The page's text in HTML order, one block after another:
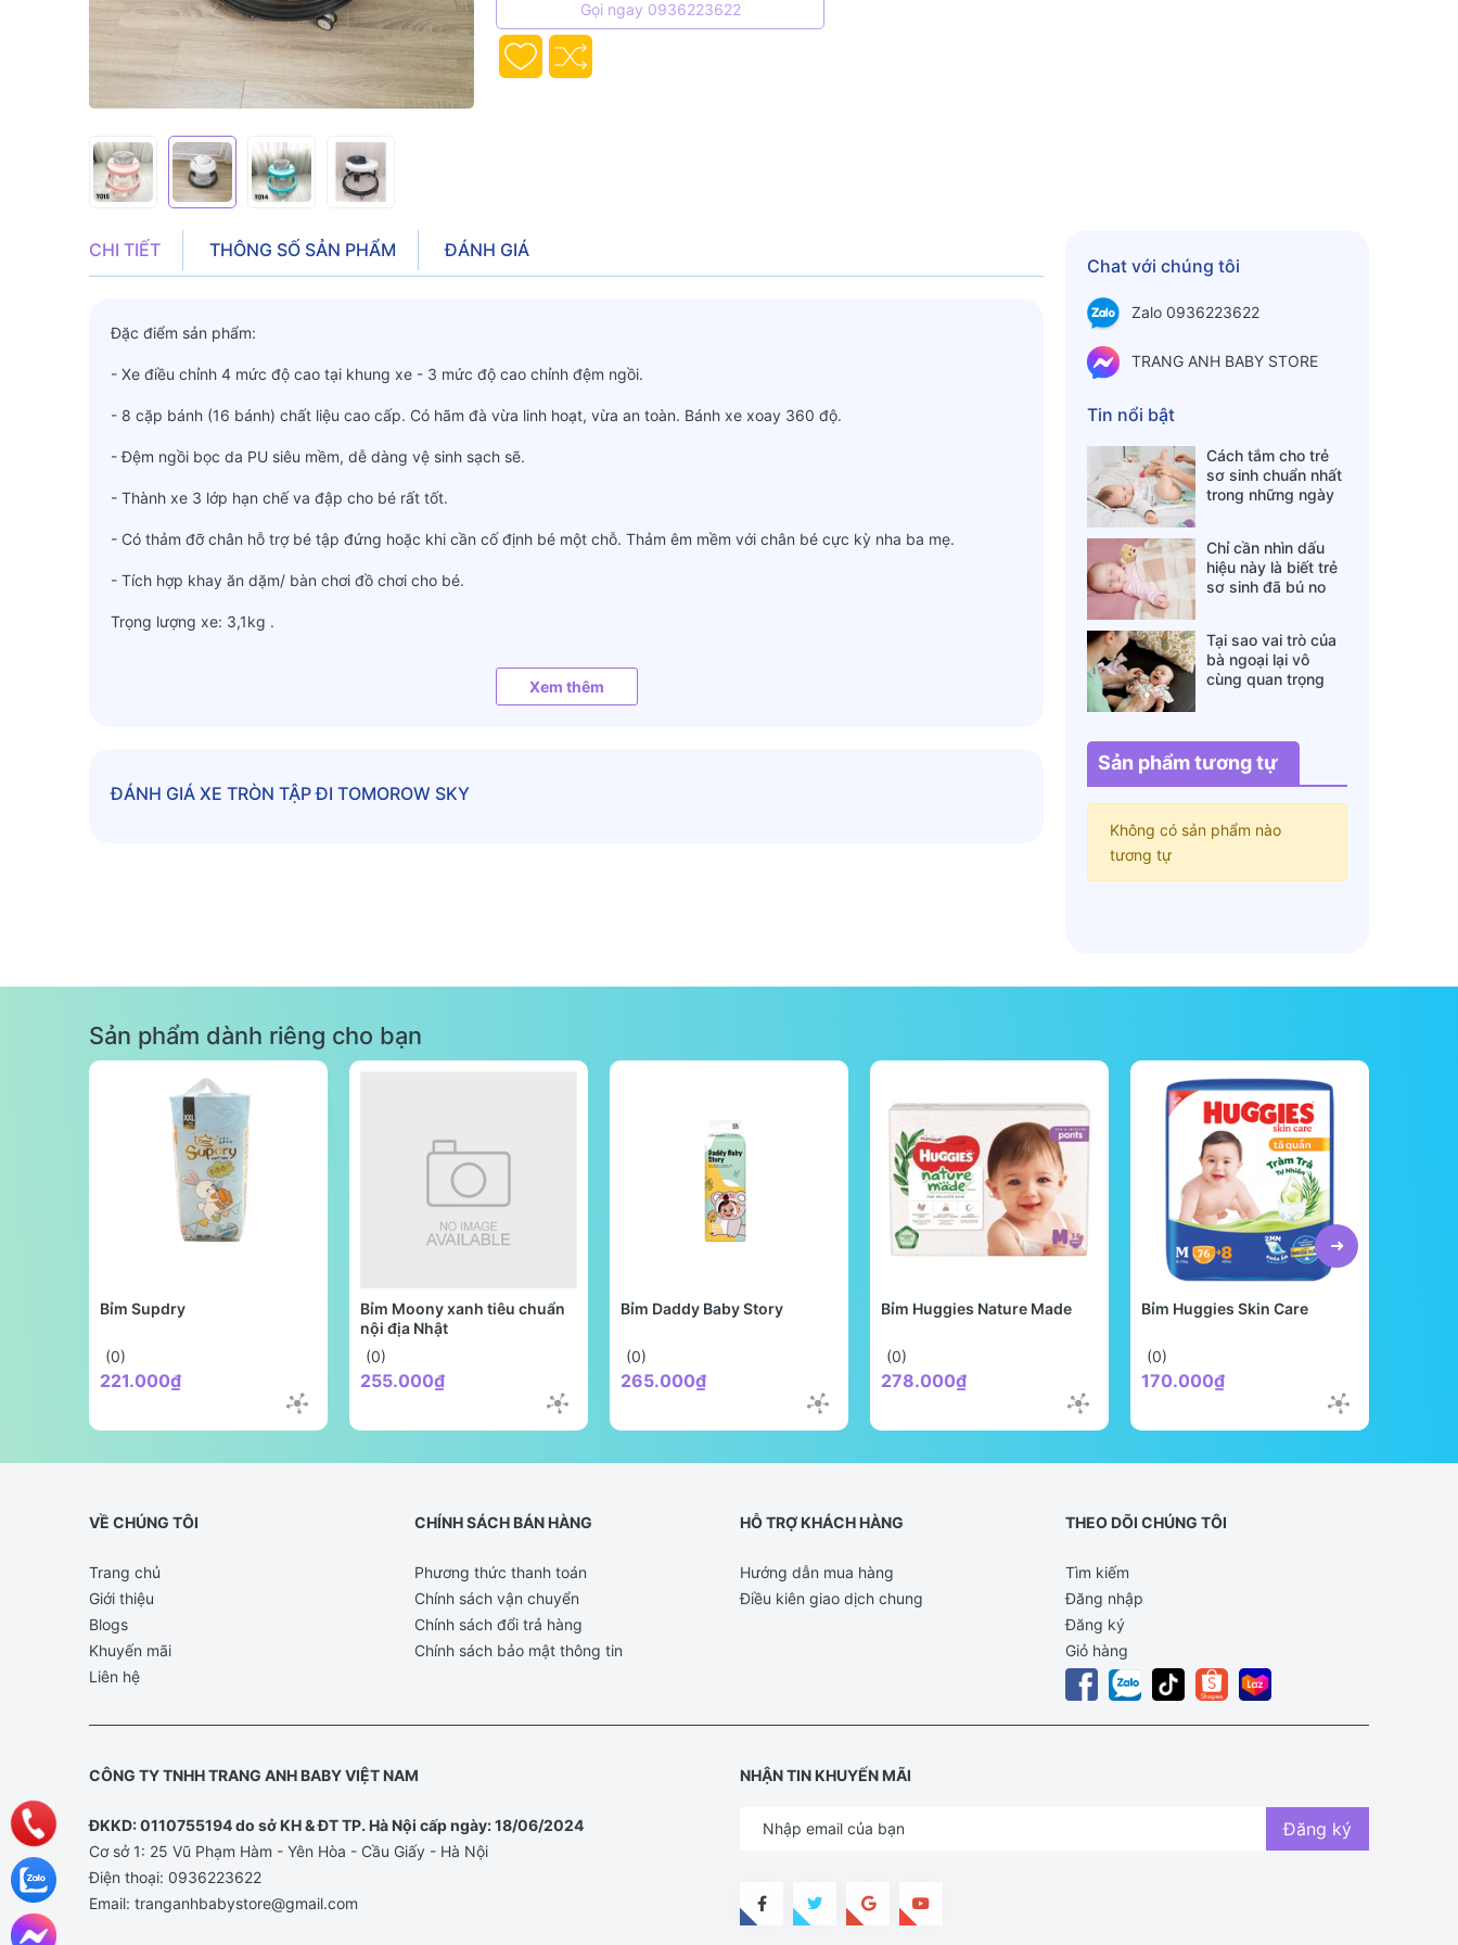
Gọi ngay 0936223622
CHI TIẾT THÔNG SỐ SẢN PHẨM ĐÁNH GIÁ
Đặc điểm sản phẩm:
- Xe điều chỉnh 4 mức độ cao tại khung xe - 3 mức độ cao chỉnh đệm ngồi.
- 8 cặp bánh (16 bánh) chất liệu cao cấp. Có hãm đà vừa linh hoạt, vừa an toàn. Bánh xe xoay 360 độ.
- Đệm ngồi bọc da PU siêu mềm, dễ dàng vệ sinh sạch sẽ.
- Thành xe 3 lớp hạn chế va đập cho bé rất tốt.
- Có thảm đỡ chân hỗ trợ bé tập đứng hoặc khi cần cố định bé một chỗ. Thảm êm mềm với chân bé cực kỳ nha ba mẹ.
- Tích hợp khay ăn dặm/ bàn chơi đồ chơi cho bé.
Trọng lượng xe: 3,1kg .
Xem thêm
ĐÁNH GIÁ XE TRÒN TẬP ĐI TOMOROW SKY
Chat với chúng tôi
Zalo 0936223622
TRANG ANH BABY STORE
Tin nổi bật
Cách tắm cho trẻ
sơ sinh chuẩn nhất
trong những ngày
lòng
Chỉ cần nhìn dấu
hiệu này là biết trẻ
sơ sinh đã bú no
không biết
Tại sao vai trò của
bà ngoại lại vô
cùng quan trọng
bất ngờ
Sản phẩm tương tự
Không có sản phẩm nào
tương tự
Sản phẩm dành riêng cho bạn
Bỉm Supdry
(0)
221.000₫
Bỉm Moony xanh tiêu chuẩn
nội địa Nhật
(0)
255.000₫
Bỉm Daddy Baby Story
(0)
265.000₫
Bỉm Huggies Nature Made
(0)
278.000₫
Bỉm Huggies Skin Care
(0)
170.000₫
VỀ CHÚNG TÔI
Trang chủ
Giới thiệu
Blogs
Khuyến mãi
Liên hệ
CHÍNH SÁCH BÁN HÀNG
Phương thức thanh toán
Chính sách vận chuyển
Chính sách đổi trả hàng
Chính sách bảo mật thông tin
HỖ TRỢ KHÁCH HÀNG
Hướng dẫn mua hàng
Điều kiên giao dịch chung
THEO DÕI CHÚNG TÔI
Tìm kiếm
Đăng nhập
Đăng ký
Giỏ hàng
CÔNG TY TNHH TRANG ANH BABY VIỆT NAM
ĐKKD: 0110755194 do sở KH & ĐT TP. Hà Nội cấp ngày: 18/06/2024
Cơ sở 1: 25 Vũ Phạm Hàm - Yên Hòa - Cầu Giấy - Hà Nội
Điện thoại: 0936223622
Email: tranganhbabystore@gmail.com
NHẬN TIN KHUYẾN MÃI
Đăng ký